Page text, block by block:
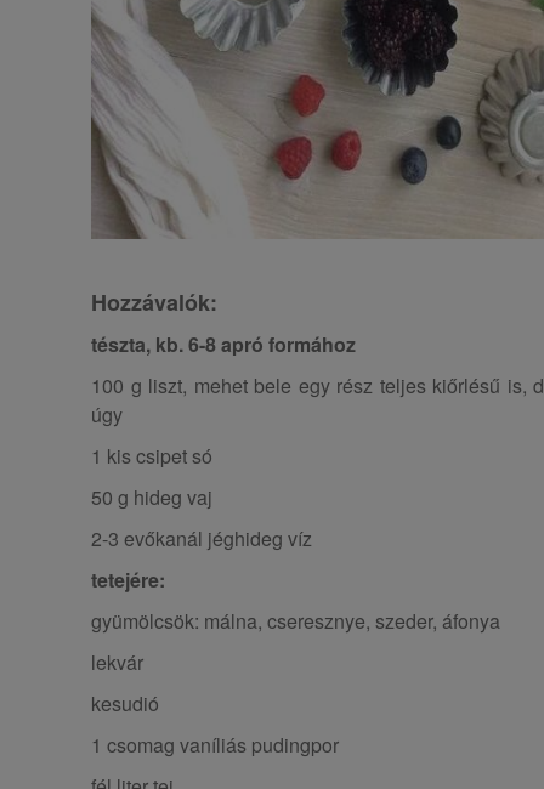
Hozzávalók:
tészta, kb. 6-8 apró formához
100 g liszt, mehet bele egy rész teljes kiőrlésű is,
úgy
1 kis csipet só
50 g hideg vaj
2-3 evőkanál jéghideg víz
tetejére:
gyümölcsök: málna, cseresznye, szeder, áfonya
lekvár
kesudió
1 csomag vaníliás pudingpor